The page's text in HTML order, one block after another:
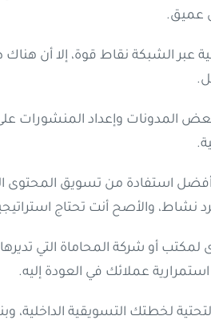
عميق.
عبر الشبكة نقاط قوة، إلا
المدونات وإعداد المنشورات
استفادة من تسويق المحتوى
نشاط، والأصح أنت تحتاج
أو شركة المحاماة التي
عملائك في العودة إليه.
التحتية لخطتك التسويقية